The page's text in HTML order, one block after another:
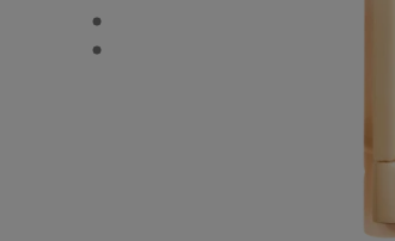
ROUGE ALLURE L'EXTRAIT –
ROUGE ALLURE L'EXTRAIT –